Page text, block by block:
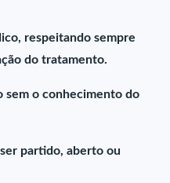
respeitando sempre
do tratamento.
sem o conhecimento do
partido, aberto ou